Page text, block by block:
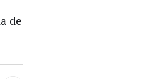
de